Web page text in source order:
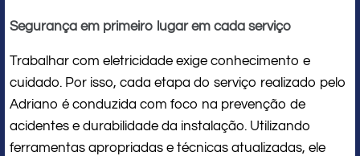
Segurança em primeiro lugar em cada serviço
Trabalhar com eletricidade exige conhecimento e
cuidado. Por isso, cada etapa do serviço realizado pelo
Adriano é conduzida com foco na prevenção de
acidentes e durabilidade da instalação. Utilizando
ferramentas apropriadas e técnicas atualizadas, ele